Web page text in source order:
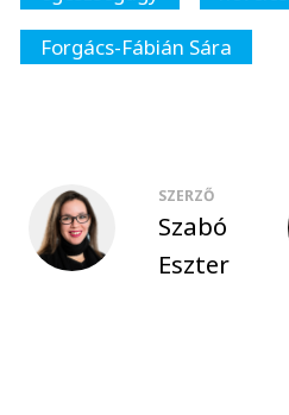
Forgács-Fábián Sára
SZERZŐ
Szabó
Eszter